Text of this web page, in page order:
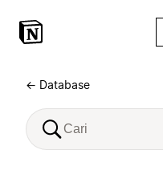
← Database